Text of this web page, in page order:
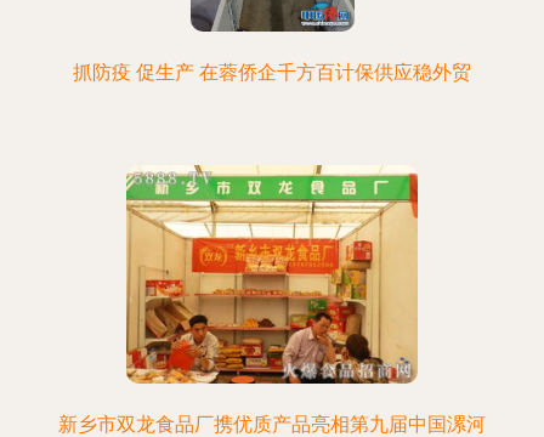
抓防疫 促生产 在蓉侨企千方百计保供应稳外贸
新乡市双龙食品厂携优质产品亮相第九届中国漯河